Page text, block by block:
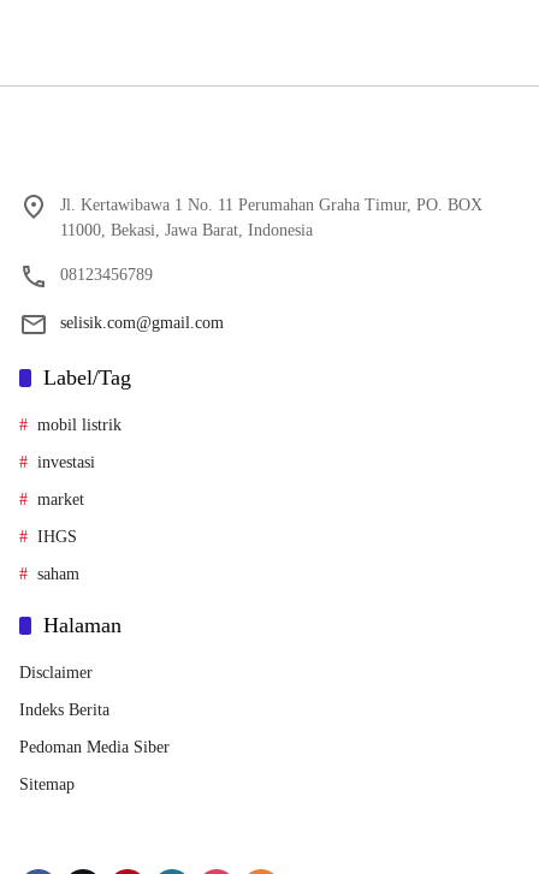
Jl. Kertawibawa 1 No. 11 Perumahan Graha Timur, PO. BOX
11000, Bekasi, Jawa Barat, Indonesia
08123456789
selisik.com@gmail.com
Label/Tag
mobil listrik
investasi
market
IHGS
saham
Halaman
Disclaimer
Indeks Berita
Pedoman Media Siber
Sitemap